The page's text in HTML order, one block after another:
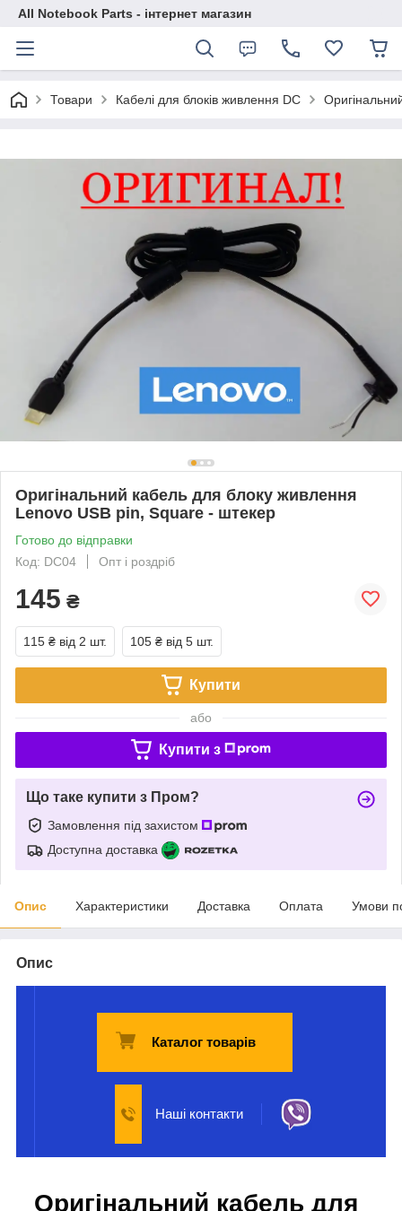
All Notebook Parts - інтернет магазин
Товари Кабелі для блоків живлення DC
Оригінальний кабель для блоку живлення
Lenovo USB pin, Square - штекер
Готово до відправки
Код: DC04
Опт і роздріб
145 ₴
115 ₴ від 2 шт. 105 ₴ від 5 шт.
Купити
або
Купити з
Що таке купити з Пром?
Замовлення під захистом
Доступна доставка
Опис Характеристики Доставка Оплата Умови
Опис
Каталог товарів
Наші контакти
Оригінальний кабель для